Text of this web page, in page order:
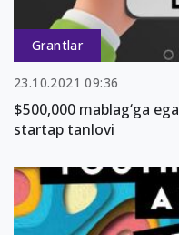
Grantlar
23.10.2021 09:36
$500,000 mablag‘ga
startap tanlovi